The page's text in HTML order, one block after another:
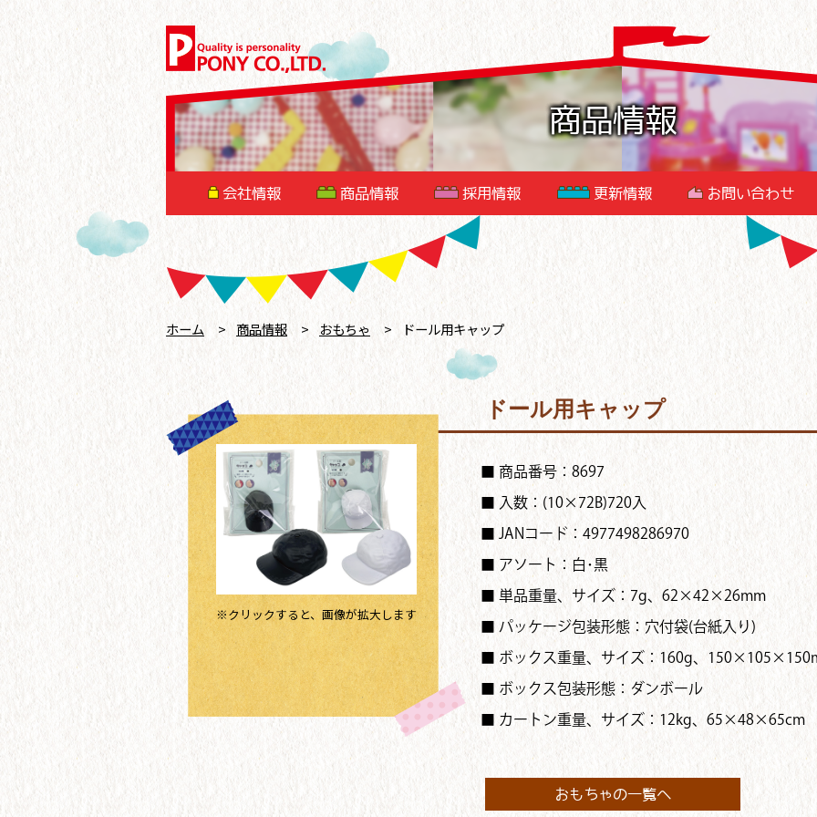
商品情報
会社情報 商品情報 採用情報 更新情報 お問い合わせ
ホーム > 商品情報 > おもちゃ > ドール用キャップ
ドール用キャップ
※クリックすると、画像が拡大します
■ 商品番号：8697
■ 入数：(10×72B)720入
■ JANコード：4977498286970
■ アソート：白･黒
■ 単品重量、サイズ：7g、62×42×26mm
■ パッケージ包装形態：穴付袋(台紙入り)
■ ボックス重量、サイズ：160g、
■ ボックス包装形態：ダンボール
■ カートン重量、サイズ：12kg、65×48×65cm
おもちゃの一覧へ